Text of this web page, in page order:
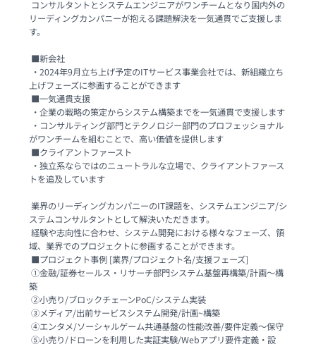
リーディングカンパニーが抱える課題解決を一気通貫でご支援しま
す。
上げフェーズに参画することができます
がワンチームを組むことで、高い価値を提供します
トを追及しています
ステムコンサルタントとして解決いただきます。
域、業界でのプロジェクトに参画することができます。
築